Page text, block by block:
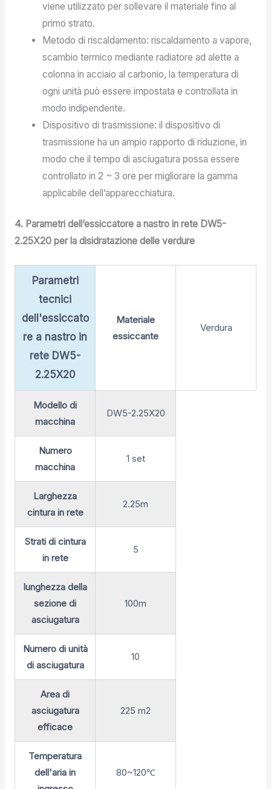
viene utilizzato per sollevare il materiale fino al
primo strato.
Metodo di riscaldamento: riscaldamento a vapore,
scambio termico mediante radiatore ad alette a
colonna in acciaio al carbonio, la temperatura di
ogni unità può essere impostata e controllata in
modo indipendente.
Dispositivo di trasmissione: il dispositivo di
trasmissione ha un ampio rapporto di riduzione, in
modo che il tempo di asciugatura possa essere
controllato in 2 ~ 3 ore per migliorare la gamma
applicabile dell’apparecchiatura.
4. Parametri dell’essiccatore a nastro in rete DW5-
2.25X20 per la disidratazione delle verdure
Parametri
tecnici
dell'essiccato
re a nastro in
rete DW5-
2.25X20
Materiale
essiccante
Verdura
Modello di
macchina
DW5-2.25X20
Numero
macchina
1 set
Larghezza
cintura in rete
2.25m
Strati di cintura
in rete
5
lunghezza della
sezione di
asciugatura
100m
Numero di unità
di asciugatura
10
Area di
asciugatura
efficace
225 m2
Temperatura
dell'aria in
80~120℃